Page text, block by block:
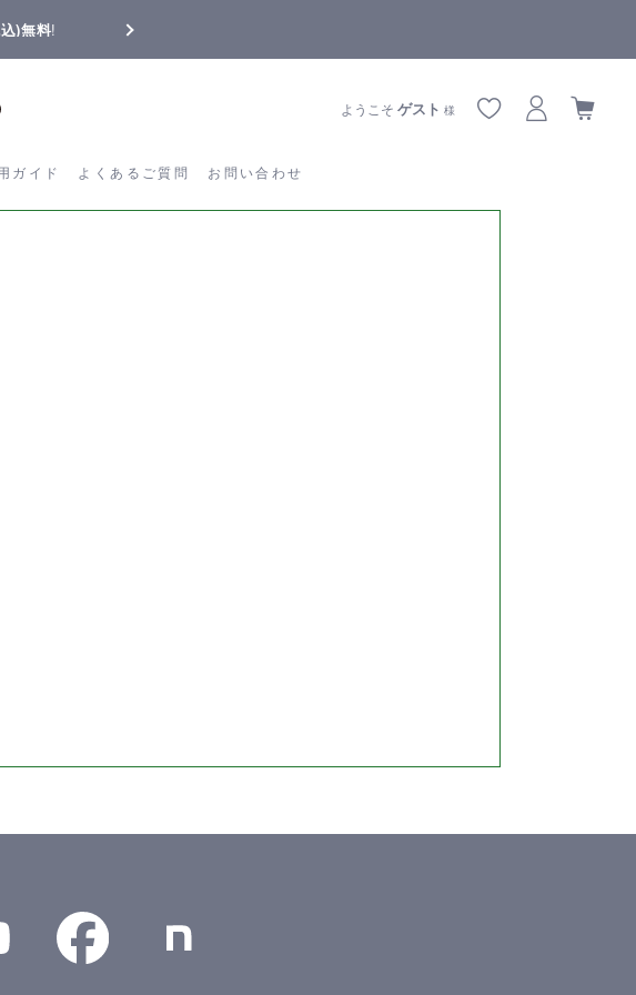
)無料!
ガイド よくあるご質問 お問い合わせ
ようこそゲスト 様
利用ガイド よくあるご質問